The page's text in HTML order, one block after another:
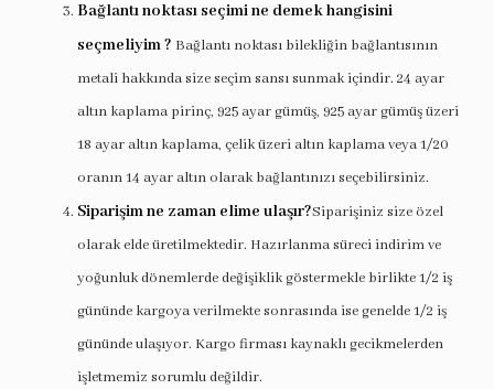
Bağlantı noktası seçimi ne demek hangisini
seçmeliyim ? Bağlantı noktası bilekliğin bağlantısının
metali hakkında size seçim sansı sunmak içindir. 24 ayar
altın kaplama pirinç, 925 ayar gümüş, 925 ayar gümüş üzeri
18 ayar altın kaplama, çelik üzeri altın kaplama veya 1/20
oranın 14 ayar altın olarak bağlantınızı seçebilirsiniz.
Siparişim ne zaman elime ulaşır?Siparişiniz size özel
olarak elde üretilmektedir. Hazırlanma süreci indirim ve
yoğunluk dönemlerde değişiklik göstermekle birlikte 1/2 iş
gününde kargoya verilmekte sonrasında ise genelde 1/2 iş
gününde ulaşıyor. Kargo firması kaynaklı gecikmelerden
işletmemiz sorumlu değildir.